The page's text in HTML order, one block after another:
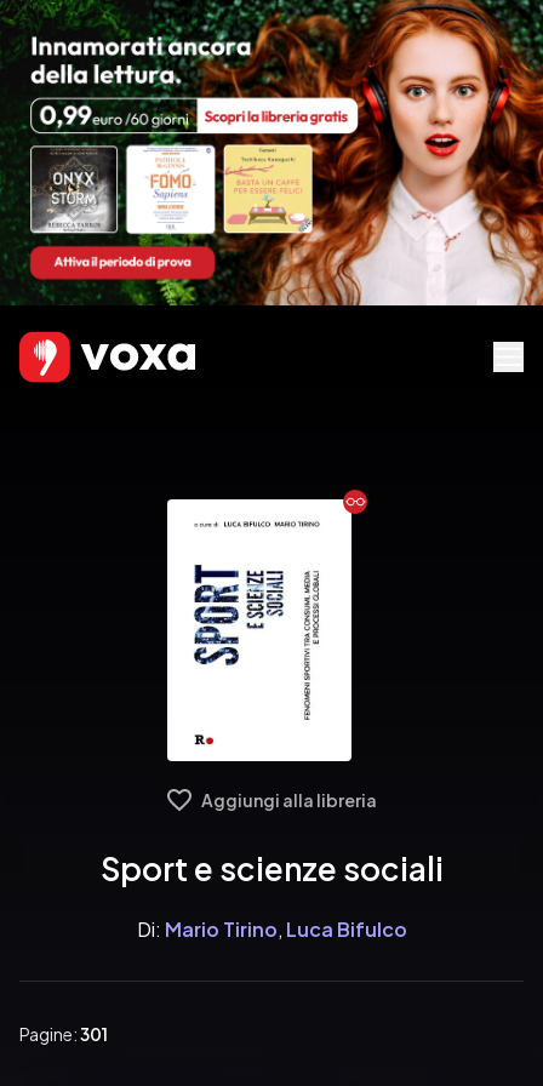
Aggiungi alla libreria
Sport e scienze sociali
Di: Mario Tirino, Luca Bifulco
Pagine:301